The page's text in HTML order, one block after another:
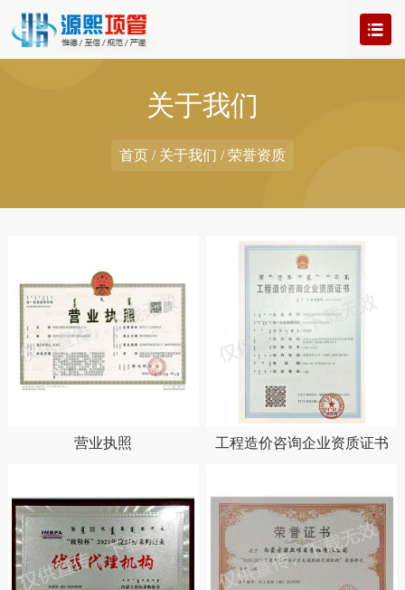
关于我们
首页 / 关于我们 / 荣誉资质
营业执照 工程造价咨询企业资质证书